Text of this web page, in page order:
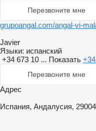
Перезвоните мне
grupoangal.com/angal-vi-
Javier
Языки: испанский
+34 673 10 ... Показать
Перезвоните мне
Адрес
Испания, Андалусия,